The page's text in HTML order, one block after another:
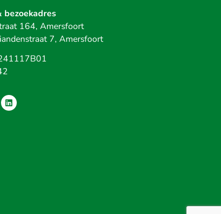
bezoekadres
164, Amersfoort
7, Amersfoort